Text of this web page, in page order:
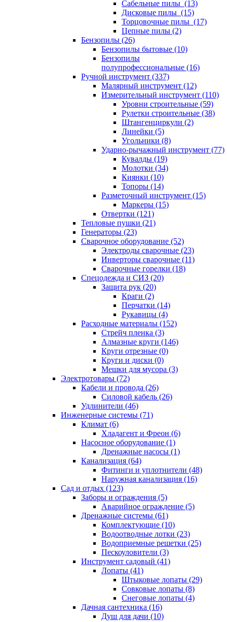
Сабельные пилы (13)
Дисковые пилы (15)
Торцовочные пилы (17)
Цепные пилы (2)
Бензопилы (26)
Бензопилы бытовые (10)
Бензопилы
полупрофессиональные (16)
Ручной инструмент (337)
Малярный инструмент (12)
Измерительный инструмент (110)
Уровни строительные (59)
Рулетки строительные (38)
Штангенциркули (2)
Линейки (5)
Угольники (8)
Ударно-рычажный инструмент (77)
Кувалды (19)
Молотки (34)
Киянки (10)
Топоры (14)
Разметочный инструмент (15)
Маркеры (15)
Отвертки (121)
Тепловые пушки (21)
Генераторы (23)
Сварочное оборудование (52)
Электроды сварочные (23)
Инверторы сварочные (11)
Сварочные горелки (18)
Спецодежда и СИЗ (20)
Защита рук (20)
Краги (2)
Перчатки (14)
Рукавицы (4)
Расходные материалы (152)
Стрейч пленка (3)
Алмазные круги (146)
Круги отрезные (0)
Круги и диски (0)
Мешки для мусора (3)
Электротовары (72)
Кабели и провода (26)
Силовой кабель (26)
Удлинители (46)
Инженерные системы (71)
Климат (6)
Хладагент и Фреон (6)
Насосное оборудование (1)
Дренажные насосы (1)
Канализация (64)
Фитинги и уплотнители (48)
Наружная канализация (16)
Сад и отдых (123)
Заборы и ограждения (5)
Аварийное ограждение (5)
Дренажные системы (61)
Комплектующие (10)
Водоотводные лотки (23)
Водоприемные решетки (25)
Пескоуловители (3)
Инструмент садовый (41)
Лопаты (41)
Штыковые лопаты (29)
Совковые лопаты (8)
Снеговые лопаты (4)
Дачная сантехника (16)
Душ для дачи (10)